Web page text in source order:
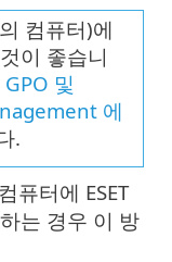
컴퓨터)에
이 좋습니
GPO 및
에
.
퓨터에 ESET
는 경우 이 방